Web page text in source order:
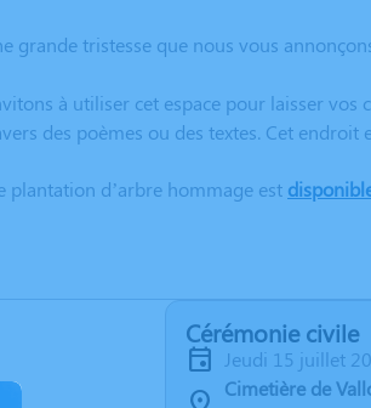
grande tristesse que nous vous
à utiliser cet espace pour laisser
des poèmes ou des textes. Cet
plantation d’arbre hommage est
Cérémonie civile
jeudi 15 juillet
Cimetière de